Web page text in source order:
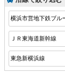
横浜市営地下鉄ブル
ＪＲ東海道新幹線
東急新横浜線